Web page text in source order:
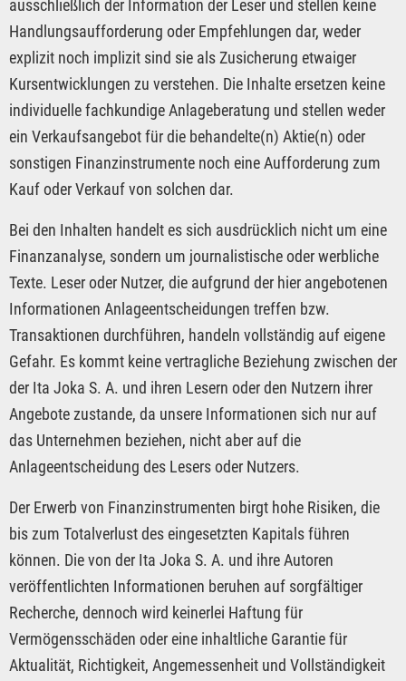
ausschließlich der Information der Leser und stellen keine
Handlungsaufforderung oder Empfehlungen dar, weder
explizit noch implizit sind sie als Zusicherung etwaiger
Kursentwicklungen zu verstehen. Die Inhalte ersetzen keine
individuelle fachkundige Anlageberatung und stellen weder
ein Verkaufsangebot für die behandelte(n) Aktie(n) oder
sonstigen Finanzinstrumente noch eine Aufforderung zum
Kauf oder Verkauf von solchen dar.
Bei den Inhalten handelt es sich ausdrücklich nicht um eine
Finanzanalyse, sondern um journalistische oder werbliche
Texte. Leser oder Nutzer, die aufgrund der hier angebotenen
Informationen Anlageentscheidungen treffen bzw.
Transaktionen durchführen, handeln vollständig auf eigene
Gefahr. Es kommt keine vertragliche Beziehung zwischen der
der Ita Joka S. A. und ihren Lesern oder den Nutzern ihrer
Angebote zustande, da unsere Informationen sich nur auf
das Unternehmen beziehen, nicht aber auf die
Anlageentscheidung des Lesers oder Nutzers.
Der Erwerb von Finanzinstrumenten birgt hohe Risiken, die
bis zum Totalverlust des eingesetzten Kapitals führen
können. Die von der Ita Joka S. A. und ihre Autoren
veröffentlichten Informationen beruhen auf sorgfältiger
Recherche, dennoch wird keinerlei Haftung für
Vermögensschäden oder eine inhaltliche Garantie für
Aktualität, Richtigkeit, Angemessenheit und Vollständigkeit